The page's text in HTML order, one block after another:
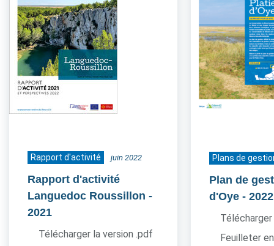
Rapport d'activité juin 2022
Rapport d'activité
Languedoc Roussillon -
2021
Télécharger la version .pdf
Plans de
Plan de
d'Oye - 2022
Feuilleter